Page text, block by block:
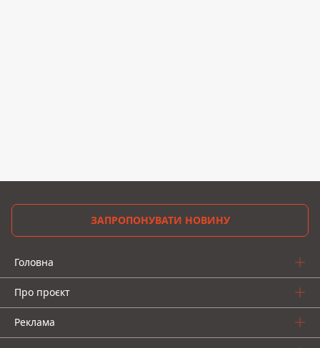
ЗАПРОПОНУВАТИ НОВИНУ
Головна
Про проєкт
Реклама